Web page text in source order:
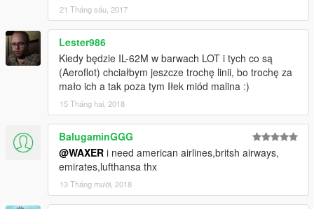
21 Tháng sáu, 2017
Lester986
Kiedy będzie IL-62M w barwach LOT i tych co są
(Aeroflot) chciałbym jeszcze trochę linii, bo trochę za
mało ich a tak poza tym Iłek miód malina :)
15 Tháng hai, 2018
BalugaminGGG
@WAXER i need american airlines,britsh airways,
emirates,lufthansa thx
13 Tháng mười, 2018